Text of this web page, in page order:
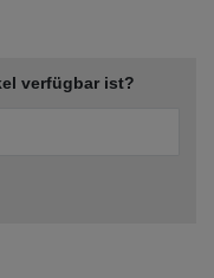
verfügbar ist?